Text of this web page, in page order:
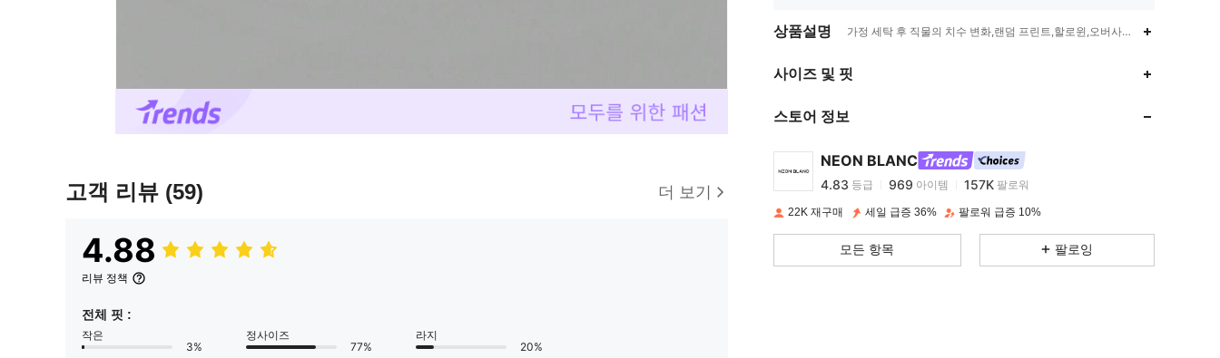
고객 리뷰 (59) 더 보기
4.88
리뷰 정책
전체 핏 :
작은
3%
정사이즈
77%
라지
20%
상품설명 가정 세탁 후 직물의 치수 변화,랜덤 프린트,할로윈,오버사이즈
사이즈 및 핏
스토어 정보
NEON BLANC
4.83
4.83
4.83 969 157K
c***c 이(가)하루 전에지불됨
4.83 969 157K
22K 재구매 세일 급증 36% 팔로워 급증 10%
모든 항목 팔로잉